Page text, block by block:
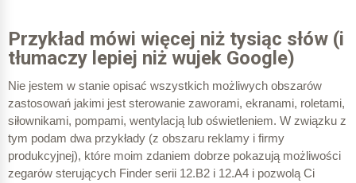
Przykład mówi więcej niż tysiąc słów (i
tłumaczy lepiej niż wujek Google)
Nie jestem w stanie opisać wszystkich możliwych obszarów
zastosowań jakimi jest sterowanie zaworami, ekranami, roletami,
siłownikami, pompami, wentylacją lub oświetleniem. W związku z
tym podam dwa przykłady (z obszaru reklamy i firmy
produkcyjnej), które moim zdaniem dobrze pokazują możliwości
zegarów sterujących Finder serii 12.B2 i 12.A4 i pozwolą Ci